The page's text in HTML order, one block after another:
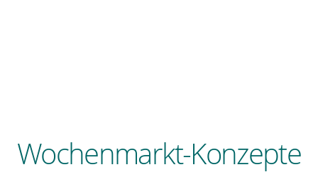
Wochenmarkt-Konzepte